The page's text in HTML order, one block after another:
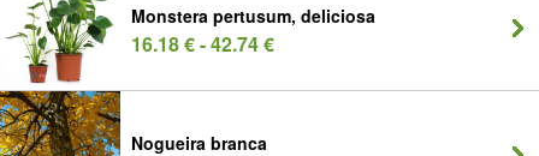
Monstera pertusum, deliciosa
16.18 € - 42.74 €
Nogueira branca